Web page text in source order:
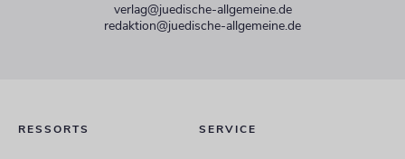
verlag@juedische-allgemeine.de
redaktion@juedische-allgemeine.de
RESSORTS SERVICE